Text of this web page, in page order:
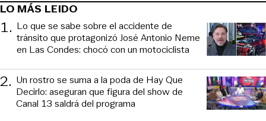
LO MÁS LEIDO
1. Lo que se sabe sobre el accidente de
tránsito que protagonizó José Antonio Neme
en Las Condes: chocó con un motociclista
2. Un rostro se suma a la poda de Hay Que
Decirlo: aseguran que figura del show de
Canal 13 saldrá del programa